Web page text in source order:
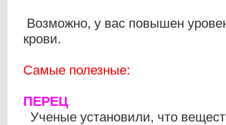
Возможно, у вас повышен
крови.
Самые полезные:
ПЕРЕЦ
Ученые установили, что